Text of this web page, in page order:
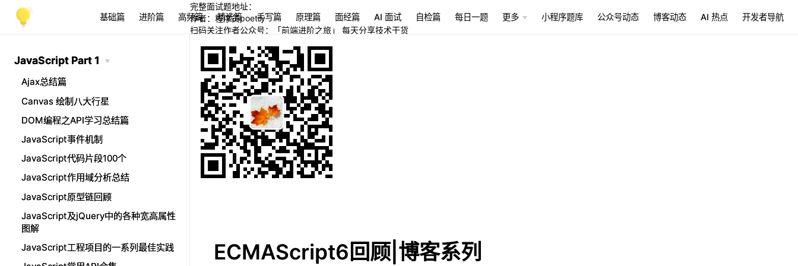
基础篇 进阶篇 高频篇 精选篇 手写篇 原理篇 面经篇 AI 面试 自检篇 每日一题 更多 小程序题库 公众号动态 博客动态 AI 热点 开发者导航
完整面试题地址：
作者：程序员poetry
扫码关注作者公众号：「前端进阶之旅」 每天分享技术干货
ECMAScript6回顾|博客系列
JavaScript Part 1
Ajax总结篇
Canvas 绘制八大行星
DOM编程之API学习总结篇
JavaScript事件机制
JavaScript代码片段100个
JavaScript作用域分析总结
JavaScript原型链回顾
JavaScript及jQuery中的各种宽高属性
图解
JavaScript工程项目的一系列最佳实践
JavaScript Part 1
Ajax总结篇
Canvas 绘制八大行星
DOM编程之API学习总结篇
JavaScript事件机制
JavaScript代码片段100个
JavaScript作用域分析总结
JavaScript原型链回顾
JavaScript及jQuery中的各种宽高属性
图解
JavaScript工程项目的一系列最佳实践